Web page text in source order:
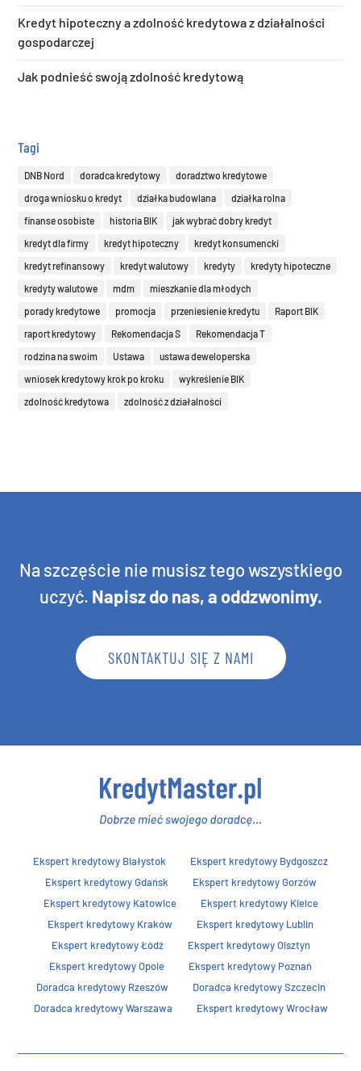
Kredyt hipoteczny a zdolność kredytowa z działalności
gospodarczej
Jak podnieść swoją zdolność kredytową
Tagi
DNB Nord doradca kredytowy
doradztwo kredytowe
droga wniosku o kredyt
działka budowlana
działka rolna
finanse osobiste
historia BIK
jak wybrać dobry kredyt
kredyt dla firmy
kredyt hipoteczny
kredyt konsumencki
kredyt refinansowy
kredyt walutowy kredyty
kredyty hipoteczne
kredyty walutowe
mdm
mieszkanie dla młodych
porady kredytowe
promocja przeniesienie kredytu
Raport BIK
raport kredytowy
Rekomendacja S
Rekomendacja T
rodzina na swoim
Ustawa
ustawa deweloperska
wniosek kredytowy krok po kroku
wykreślenie BIK
zdolność kredytowa
zdolność z działalności
Na szczęście nie musisz tego wszystkiego
uczyć. Napisz do nas, a oddzwonimy.
SKONTAKTUJ SIĘ Z NAMI
Ekspert kredytowy Białystok
Ekspert kredytowy Bydgoszcz
Ekspert kredytowy Gdańsk
Ekspert kredytowy Gorzów
Ekspert kredytowy Katowice
Ekspert kredytowy Kielce
Ekspert kredytowy Kraków
Ekspert kredytowy Lublin
Ekspert kredytowy Łódź
Ekspert kredytowy Olsztyn
Ekspert kredytowy Opole
Ekspert kredytowy Poznań
Doradca kredytowy Rzeszów
Doradca kredytowy Szczecin
Doradca kredytowy Warszawa
Ekspert kredytowy Wrocław